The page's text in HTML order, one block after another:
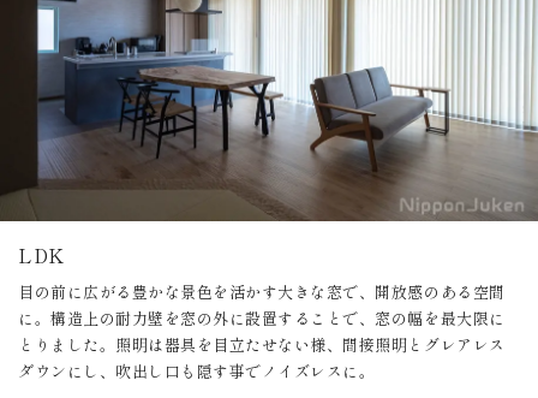
LDK
目の前に広がる豊かな景色を活かす大きな窓で、開放感のある空間
に。構造上の耐力壁を窓の外に設置することで、窓の幅を最大限に
とりました。照明は器具を目立たせない様、間接照明とグレアレス
ダウンにし、吹出し口も隠す事でノイズレスに。